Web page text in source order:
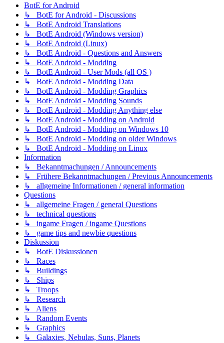
BotE for Android
↳ BotE for Android - Discussions
↳ BotE Android Translations
↳ BotE Android (Windows version)
↳ BotE Android (Linux)
↳ BotE Android - Questions and Answers
↳ BotE Android - Modding
↳ BotE Android - User Mods (all OS )
↳ BotE Android - Modding Data
↳ BotE Android - Modding Graphics
↳ BotE Android - Modding Sounds
↳ BotE Android - Modding Anything else
↳ BotE Android - Modding on Android
↳ BotE Android - Modding on Windows 10
↳ BotE Android - Modding on older Windows
↳ BotE Android - Modding on Linux
Information
↳ Bekanntmachungen / Announcements
↳ Frühere Bekanntmachungen / Previous Announcements
↳ allgemeine Informationen / general information
Questions
↳ allgemeine Fragen / general Questions
↳ technical questions
↳ ingame Fragen / ingame Questions
↳ game tips and newbie questions
Diskussion
↳ BotE Diskussionen
↳ Races
↳ Buildings
↳ Ships
↳ Troops
↳ Research
↳ Aliens
↳ Random Events
↳ Graphics
↳ Galaxies, Nebulas, Suns, Planets